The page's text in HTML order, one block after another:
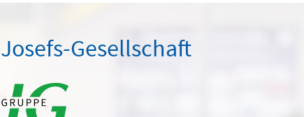
Josefs-Gesellschaft